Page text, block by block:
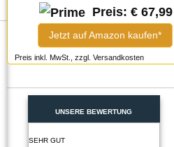
Preis: € 67,99
Jetzt auf Amazon kaufen*
Preis inkl. MwSt., zzgl. Versandkosten
UNSERE BEWERTUNG
SEHR GUT